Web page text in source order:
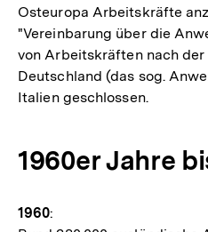
Osteuropa Arbeitskräfte
"Vereinbarung über die
von Arbeitskräften nach
Deutschland (das sog.
Italien geschlossen.
1960er Jahre
1960: